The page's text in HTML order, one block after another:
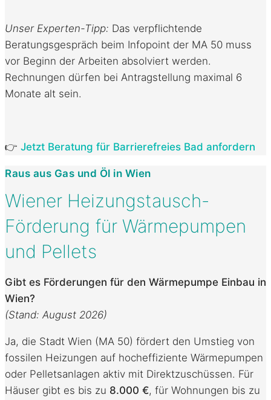
Unser Experten-Tipp: Das verpflichtende
Beratungsgespräch beim Infopoint der MA 50 muss
vor Beginn der Arbeiten absolviert werden.
Rechnungen dürfen bei Antragstellung maximal 6
Monate alt sein.
👉 Jetzt Beratung für Barrierefreies Bad anfordern
Raus aus Gas und Öl in Wien
Wiener Heizungstausch-
Förderung für Wärmepumpen
und Pellets
Gibt es Förderungen für den Wärmepumpe Einbau in
Wien?
(Stand: August 2026)
Ja, die Stadt Wien (MA 50) fördert den Umstieg von
fossilen Heizungen auf hocheffiziente Wärmepumpen
oder Pelletsanlagen aktiv mit Direktzuschüssen. Für
Häuser gibt es bis zu 8.000 €, für Wohnungen bis zu